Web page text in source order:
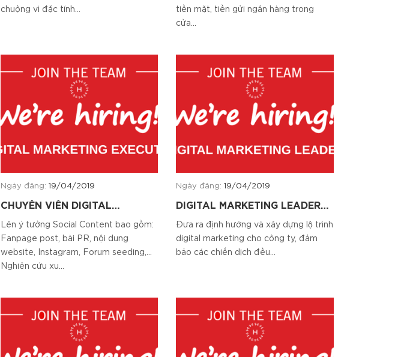
chuộng vì đặc tính...
tiền mặt, tiền gửi ngân hàng trong
cửa...
Ngày đăng: 19/04/2019
CHUYÊN VIÊN DIGITAL
MARKETING
Lên ý tưởng Social Content bao gồm:
Fanpage post, bài PR, nội dung
website, Instagram, Forum seeding,…
Nghiên cứu xu...
Ngày đăng:19/04/2019
DIGITAL MARKETING LEADER
Đưa ra định hướng và xây dựng lộ trình
digital marketing cho công ty, đảm
bảo các chiến dịch đều...